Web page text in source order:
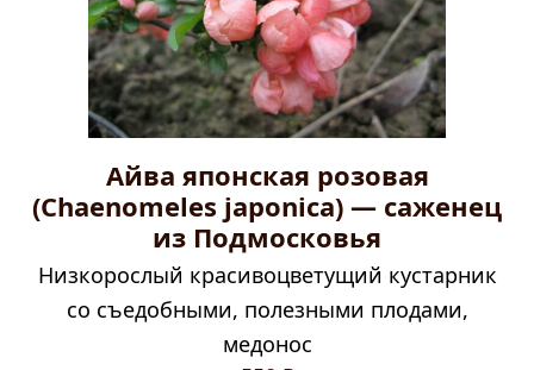
Айва японская розовая
(Chaenomeles japonica) — саженец
из Подмосковья
Низкорослый красивоцветущий кустарник
со съедобными, полезными плодами,
медонос